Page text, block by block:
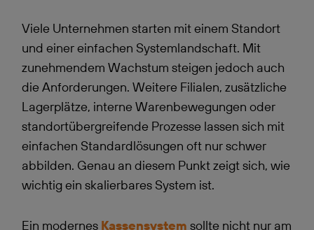
Viele Unternehmen starten mit einem Standort
und einer einfachen Systemlandschaft. Mit
zunehmendem Wachstum steigen jedoch auch
die Anforderungen. Weitere Filialen, zusätzliche
Lagerplätze, interne Warenbewegungen oder
standortübergreifende Prozesse lassen sich mit
einfachen Standardlösungen oft nur schwer
abbilden. Genau an diesem Punkt zeigt sich, wie
wichtig ein skalierbares System ist.
Ein modernes Kassensystem sollte nicht nur am